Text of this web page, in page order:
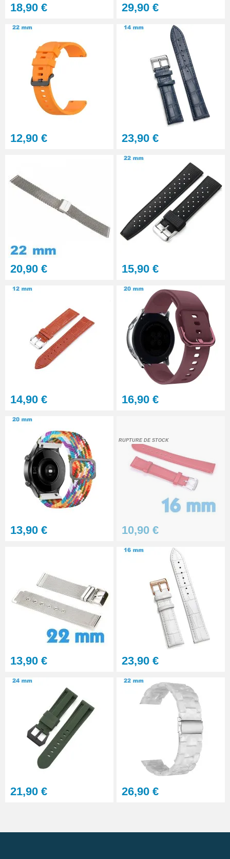
9,90 €
23,90 €
18,90 € 29,90 €
12,90 € 23,90 €
20,90 € 15,90 €
14,90 € 16,90 €
13,90 €
RUPTURE DE STOCK
10,90 €
13,90 € 23,90 €
21,90 € 26,90 €